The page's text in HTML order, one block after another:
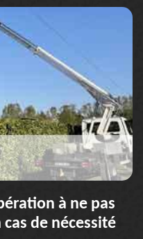
à ne pas
de nécessité